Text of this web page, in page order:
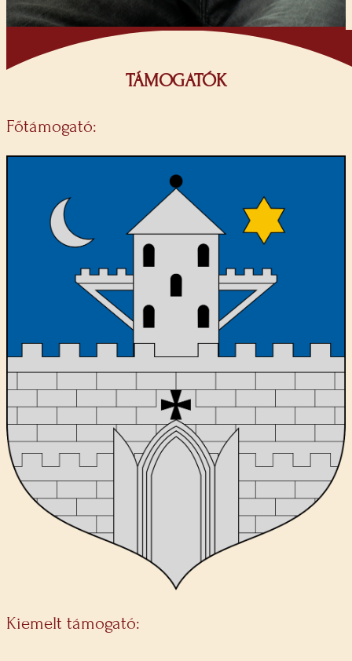
TÁMOGATÓK
Főtámogató:
Kiemelt támogató: